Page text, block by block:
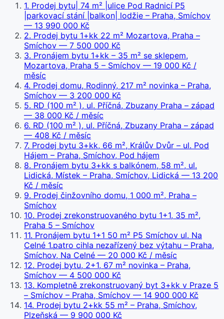
1. Prodej bytu| 74 m² |ulice Pod Radnicí P5
|parkovací stání |balkon| lodžie – Praha, Smíchov
— 13 990 000 Kč
2. Prodej bytu 1+kk 22 m² Mozartova, Praha –
Smíchov — 7 500 000 Kč
3. Pronájem bytu 1+kk – 35 m² se sklepem,
Mozartova, Praha 5 – Smíchov — 19 000 Kč /
měsíc
4. Prodej domu, Rodinný, 217 m² novinka – Praha,
Smíchov — 3 200 000 Kč
5. RD (100 m² ), ul. Příčná, Zbuzany Praha – západ
— 38 000 Kč / měsíc
6. RD (100 m² ), ul. Příčná, Zbuzany Praha – západ
— 408 Kč / měsíc
7. Prodej bytu 3+kk, 66 m², Králův Dvůr – ul. Pod
Hájem – Praha, Smíchov, Pod hájem
8. Pronájem bytu 3+kk s balkónem, 58 m², ul.
Lidická, Místek – Praha, Smíchov, Lidická — 13 200
Kč / měsíc
9. Prodej činžovního domu, 1 000 m², Praha –
Smíchov
10. Prodej zrekonstruovaného bytu 1+1, 35 m²,
Praha 5 – Smíchov
11. Pronájem bytu 1+1 50 m² P5 Smíchov ul. Na
Celné 1.patro cihla nezařízený bez výtahu – Praha,
Smíchov, Na Celné — 20 000 Kč / měsíc
12. Prodej bytu, 2+1, 67 m² novinka – Praha,
Smíchov — 4 500 000 Kč
13. Kompletně zrekonstruovaný byt 3+kk v Praze 5
– Smíchov – Praha, Smíchov — 14 900 000 Kč
14. Prodej bytu 2+kk 55 m² – Praha, Smíchov,
Plzeňská — 9 900 000 Kč